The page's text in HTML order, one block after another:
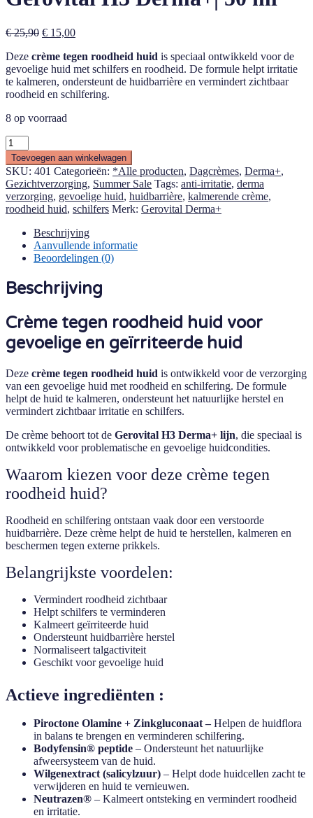
€25,90 Oorspronkelijke
was:
€ 25,90.
€ 15,00Huidige
is:
€ 15,00.
Deze crème tegen roodheid huid is speciaal ontwikkeld voor de
gevoelige huid met schilfers en roodheid. De formule helpt irritatie
te kalmeren, ondersteunt de huidbarrière en vermindert zichtbaar
roodheid en schilfering.
8 op voorraad
Crème
tegen
Roodheid
Huid
|
Gerovital
H3
Derma+|
Toevoegen aan winkelwagen
SKU: 401 Categorieën: *Alle producten, Dagcrèmes, Derma+,
Gezichtverzorging, Summer Sale Tags: anti-irritatie, derma
verzorging, gevoelige huid, huidbarrière, kalmerende crème,
roodheid huid, schilfers Merk: Gerovital Derma+
Beschrijving
Aanvullende informatie
Beoordelingen (0)
Beschrijving
Crème tegen roodheid huid voor
gevoelige en geïrriteerde huid
Deze crème tegen roodheid huid is ontwikkeld voor de verzorging
van een gevoelige huid met roodheid en schilfering. De formule
helpt de huid te kalmeren, ondersteunt het natuurlijke herstel en
vermindert zichtbaar irritatie en schilfers.
De crème behoort tot de Gerovital H3 Derma+ lijn, die speciaal is
ontwikkeld voor problematische en gevoelige huidcondities.
Waarom kiezen voor deze crème tegen
roodheid huid?
Roodheid en schilfering ontstaan vaak door een verstoorde
huidbarrière. Deze crème helpt de huid te herstellen, kalmeren en
beschermen tegen externe prikkels.
Belangrijkste voordelen:
Vermindert roodheid zichtbaar
Helpt schilfers te verminderen
Kalmeert geïrriteerde huid
Ondersteunt huidbarrière herstel
Normaliseert talgactiviteit
Geschikt voor gevoelige huid
Actieve ingrediënten :
Piroctone Olamine + Zinkgluconaat –Helpen de huidflora
in balans te brengen en verminderen schilfering.
Bodyfensin® peptide – Ondersteunt het natuurlijke
afweersysteem van de huid.
Wilgenextract (salicylzuur) – Helpt dode huidcellen zacht te
verwijderen en huid te vernieuwen.
Neutrazen® – Kalmeert ontsteking en vermindert roodheid
en irritatie.